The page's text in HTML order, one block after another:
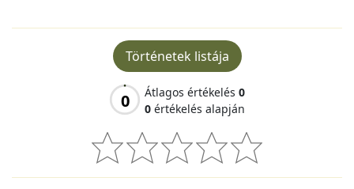
Történetek listája
0 Átlagos értékelés 0
0 értékelés alapján